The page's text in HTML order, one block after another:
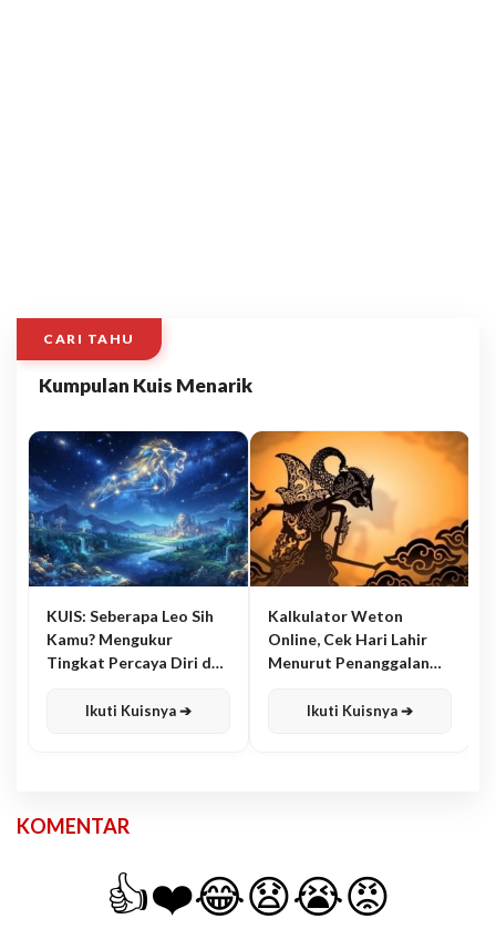
CARI TAHU
Kumpulan Kuis Menarik
KUIS: Seberapa Leo Sih
Kamu? Mengukur
Tingkat Percaya Diri dan
Ikuti Kuisnya ➔
Kalkulator Weton
Online, Cek Hari Lahir
Menurut Penanggalan
Ikuti Kuisnya ➔
KOMENTAR
👍❤️😂😧😭😡